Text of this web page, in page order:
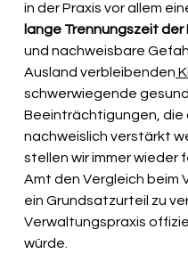
in der Praxis vor allem
lange Trennungszeit
und nachweisbare
Ausland verbleibenden
schwerwiegende
Beeinträchtigungen, die
nachweislich verstärkt
stellen wir immer wieder
Amt den Vergleich beim
ein Grundsatzurteil zu
Verwaltungspraxis
würde.